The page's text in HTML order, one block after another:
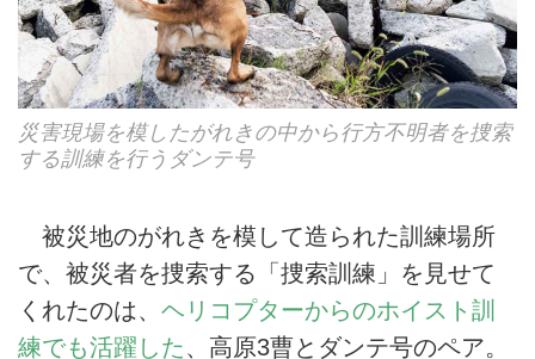
災害現場を模したがれきの中から行方不明者を捜索
する訓練を行うダンテ号
被災地のがれきを模して造られた訓練場所
で、被災者を捜索する「捜索訓練」を見せて
くれたのは、 ヘリコプターからのホイスト訓
練でも活躍した、高原3曹とダンテ号のペア。